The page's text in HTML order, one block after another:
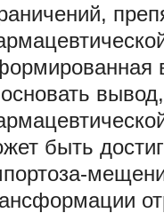
быть